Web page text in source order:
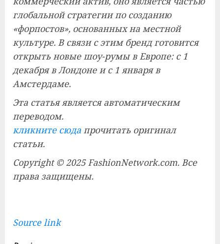
глобальной стратегии по созданию
«форпостов», основанных на местной
культуре. В связи с этим бренд готовится
открыть новые шоу-румы в Европе: с 1
декабря в Лондоне и с 1 января в
Амстердаме.
Эта статья является автоматическим
переводом.
кликните сюда прочитать оригинал
статьи.
Copyright © 2025 FashionNetwork.com. Все
права защищены.
Source link